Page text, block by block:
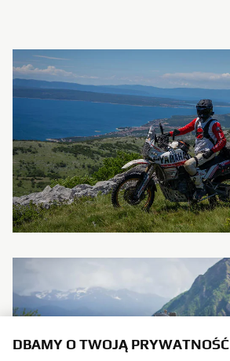
DBAMY O TWOJĄ PRYWATNOŚĆ